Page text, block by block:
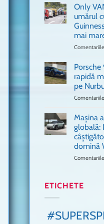
Only
umărul
mai
Porsche
rapidă
pe
Mașina
globală:
domină
ETICHETE